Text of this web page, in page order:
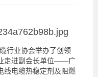
行业协会举办了创领
走进副会长单位——广
线电缆热稳定剂及阻燃